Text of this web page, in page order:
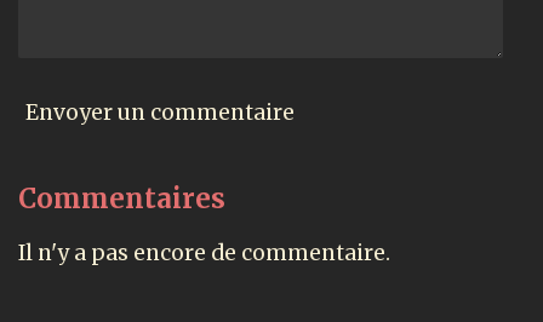
Envoyer un commentaire
Commentaires
Il n'y a pas encore de commentaire.